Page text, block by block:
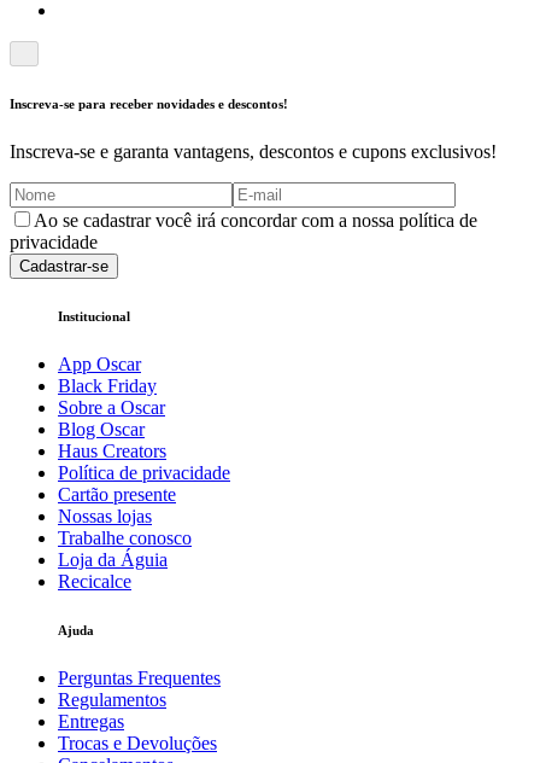
Inscreva-se para receber novidades e descontos!
Inscreva-se e garanta vantagens, descontos e cupons exclusivos!
Ao se cadastrar você irá concordar com a nossa política de
privacidade
Cadastrar-se
Institucional
App Oscar
Black Friday
Sobre a Oscar
Blog Oscar
Haus Creators
Política de privacidade
Cartão presente
Nossas lojas
Trabalhe conosco
Loja da Águia
Recicalce
Ajuda
Perguntas Frequentes
Regulamentos
Entregas
Trocas e Devoluções